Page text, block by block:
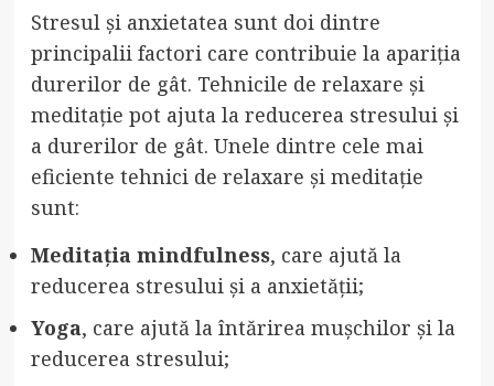
Stresul și anxietatea sunt doi dintre
principalii factori care contribuie la apariția
durerilor de gât. Tehnicile de relaxare și
meditație pot ajuta la reducerea stresului și
a durerilor de gât. Unele dintre cele mai
eficiente tehnici de relaxare și meditație
sunt:
Meditația mindfulness, care ajută la
reducerea stresului și a anxietății;
Yoga, care ajută la întărirea mușchilor și la
reducerea stresului;